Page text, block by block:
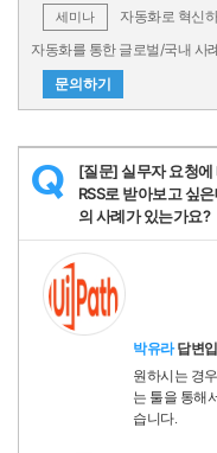
세미나
자동화로 혁신
자동화를 통한 글로벌/국내 사
문의하기
Q
[질문] 실무자 요청에
RSS로 받아보고 싶
의 사례가 있는가요?
박유라답변
원하시는 경
는 툴을 통해
습니다.